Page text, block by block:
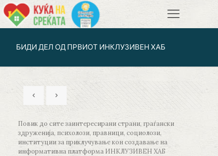
БИДИ ДЕЛ ОД ПРВИОТ ИНКЛУЗИВЕН ХАБ
Повик до сите заинтересирани страни, граѓански
здруженија, психолози, правници, социолози,
институции за приклучување кон создавање на
информативна платформа ИНКЛУЗИВЕН ХАБ